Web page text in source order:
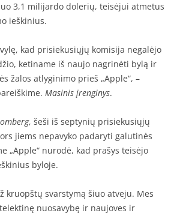
3,1 milijardo dolerių, teisėjui atmetus
ieškinius.
kad prisiekusiųjų komisija negalėjo
ketiname iš naujo nagrinėti bylą ir
žalos atlyginimo prieš „Apple“, –
Masinis įrenginys.
, šeši iš septynių prisiekusiųjų
jiems nepavyko padaryti galutinės
„Apple“ nurodė, kad prašys teisėjo
byloje.
kruopštų svarstymą šiuo atveju. Mes
nuosavybę ir naujoves ir